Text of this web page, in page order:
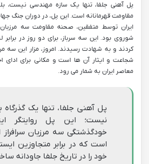
پل آهنی جلفا، تنها یک سازه مهندسی نیست،
مقاومت قهرمانانه است. این پل، در دوران جنگ
ایران توسط متفقین، صحنه مقاومت سه مرزبان
شوروی بود. این سه سرباز، برای دو روز در برابر
کردند و به شهادت رسیدند. امروز، مزار این سه
شجاعت و ایثار آن ها است و مکانی برای ادای
معاصر ایران به شمار می رود.
پل آهنی جلفا، تنها یک گذرگاه
نیست؛ این پل روایتگر
خودگذشتگی سه مرزبان سرافراز
است که در برابر متجاوزین
خود را در تاریخ جلفا جاودانه